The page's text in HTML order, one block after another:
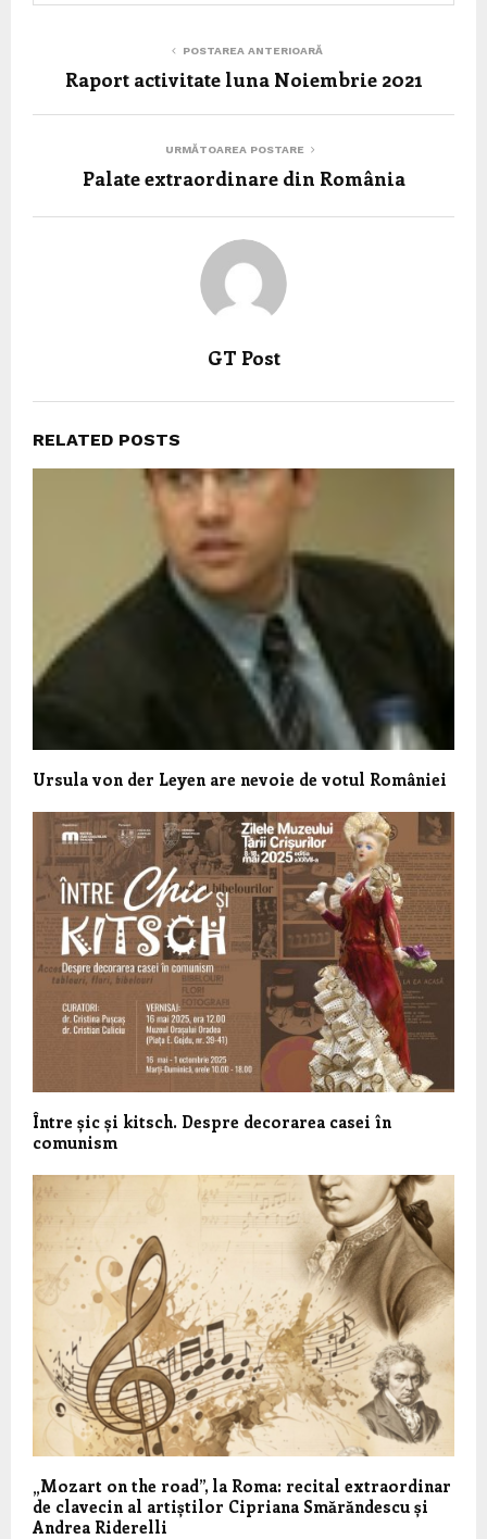
POSTAREA ANTERIOARĂ
Raport activitate luna Noiembrie 2021
URMĂTOAREA POSTARE
Palate extraordinare din România
GT Post
RELATED POSTS
Ursula von der Leyen are nevoie de votul României
Între șic și kitsch. Despre decorarea casei în
comunism
„Mozart on the road”, la Roma: recital extraordinar
de clavecin al artiștilor Cipriana Smărăndescu și
Andrea Riderelli